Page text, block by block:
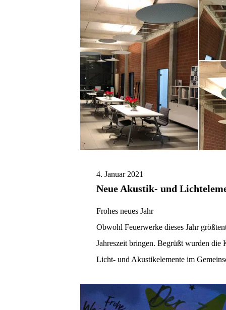
4. Januar 2021
Neue Akustik- und
Frohes neues Jahr
Obwohl Feuerwerke dieses Jahr
Jahreszeit bringen. Begrüßt wurden
Licht- und Akustikelemente im